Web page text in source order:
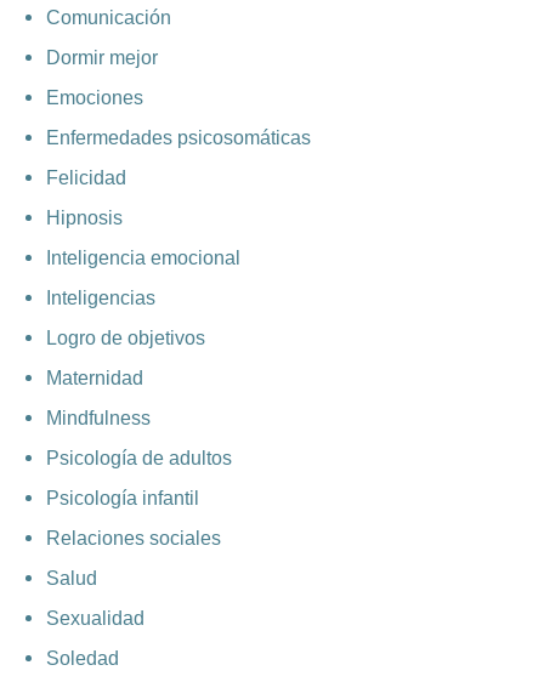
Comunicación
Dormir mejor
Emociones
Enfermedades psicosomáticas
Felicidad
Hipnosis
Inteligencia emocional
Inteligencias
Logro de objetivos
Maternidad
Mindfulness
Psicología de adultos
Psicología infantil
Relaciones sociales
Salud
Sexualidad
Soledad